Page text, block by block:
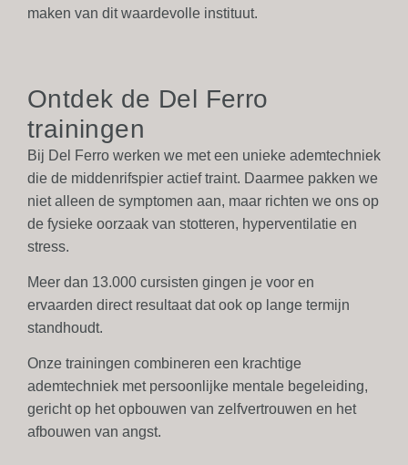
maken van dit waardevolle instituut.
Ontdek de Del Ferro
trainingen
Bij Del Ferro werken we met een unieke ademtechniek
die de middenrifspier actief traint. Daarmee pakken we
niet alleen de symptomen aan, maar richten we ons op
de fysieke oorzaak van stotteren, hyperventilatie en
stress.
Meer dan 13.000 cursisten gingen je voor en
ervaarden direct resultaat dat ook op lange termijn
standhoudt.
Onze trainingen combineren een krachtige
ademtechniek met persoonlijke mentale begeleiding,
gericht op het opbouwen van zelfvertrouwen en het
afbouwen van angst.